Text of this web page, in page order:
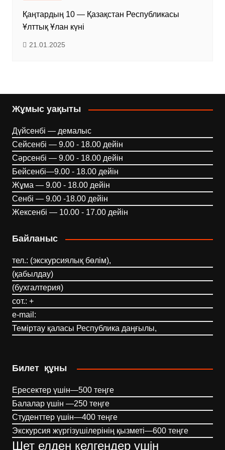
Қаңтардың 10 — Қазақстан Республикасы
Ұлттық Ұлан күні
21.01.2025
Жұмыс уақыты
Дүйсенбі — демалыс
Сейсенбі — 9.00 - 18.00 дейін
Сәрсенбі — 9.00 - 18.00 дейін
Бейсенбі—9.00 - 18.00 дейін
Жұма — 9.00 - 18.00 дейін
Сенбі — 9.00 -18.00 дейін
Жексенбі — 10.00 - 17.00 дейін
Байланыс
тел.: (экскурсиялық бөлім),
(қабылдау)
(бухгалтерия)
сот.: +
e-mail:
Теміртау қаласы Республика даңғылы,
Билет құны
Ересектер үшін—500 теңге
Балалар үшін —250 теңге
Студенттер үшін—400 теңге
Экскурсия жүргізушілерінің қызметі—600 теңге
Шет елден келгендер үшін